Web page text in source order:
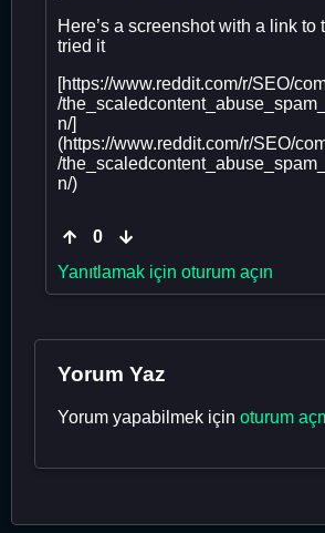
Here’s a screenshot with a link to
tried it
[https://www.reddit.com/r/SEO/
/
n/]
(https://www.reddit.com/r/SEO/
/
n/)
0
Yanıtlamak için oturum açın
Yorum Yaz
Yorum yapabilmek için oturum